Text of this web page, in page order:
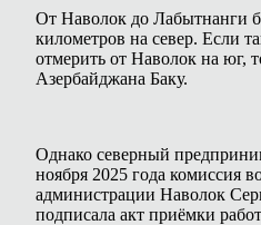
От Наволок до Лабытнанги
километров на север. Если
отмерить от Наволок на юг,
Азербайджана Баку.
Однако северный
ноября 2025 года комиссия
администрации Наволок
подписала акт приёмки